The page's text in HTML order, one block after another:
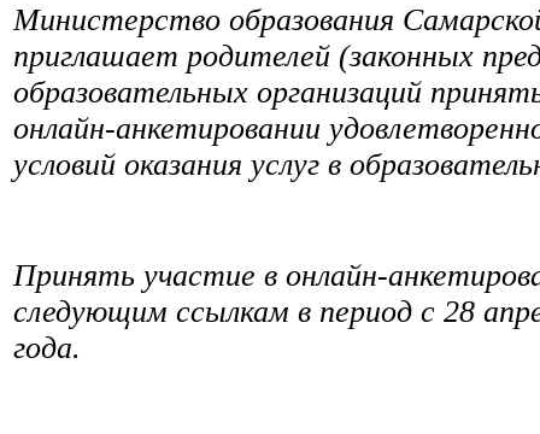
Министерство образования
приглашает родителей (законных
образовательных организаций
онлайн-анкетировании
условий оказания услуг в
Принять участие в онлайн-
следующим ссылкам в период с 28
года.